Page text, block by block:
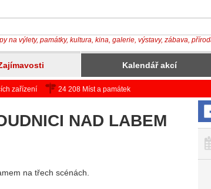
na výlety, památky, kultura, kina, galerie, výstavy, zábava,
Kalendář akcí
zařízení 24 208 Míst a památek
NAD LABEM
na třech scénách.